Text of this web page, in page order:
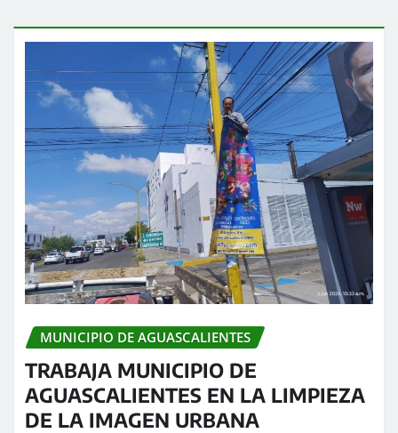
MUNICIPIO DE AGUASCALIENTES
TRABAJA MUNICIPIO DE
AGUASCALIENTES EN LA LIMPIEZA
DE LA IMAGEN URBANA